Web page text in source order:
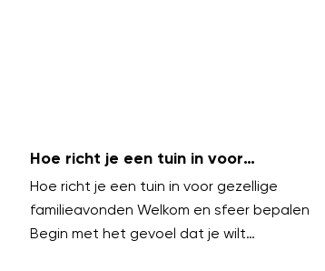
Hoe richt je een tuin in voor
gezellige familieavonden?
Hoe richt je een tuin in voor gezellige
familieavonden Welkom en sfeer bepalen
Begin met het gevoel dat je wilt